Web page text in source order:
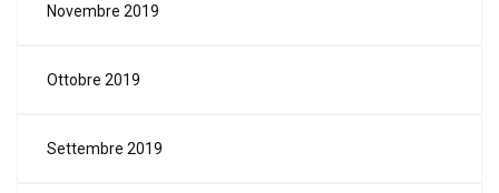
Novembre 2019
Ottobre 2019
Settembre 2019